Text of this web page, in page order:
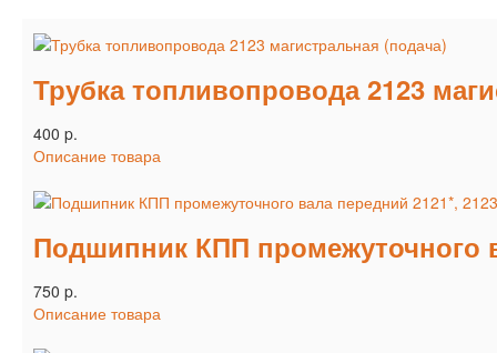
Трубка топливопровода 2123
400 p.
Описание товара
Подшипник КПП промежуточного
750 p.
Описание товара